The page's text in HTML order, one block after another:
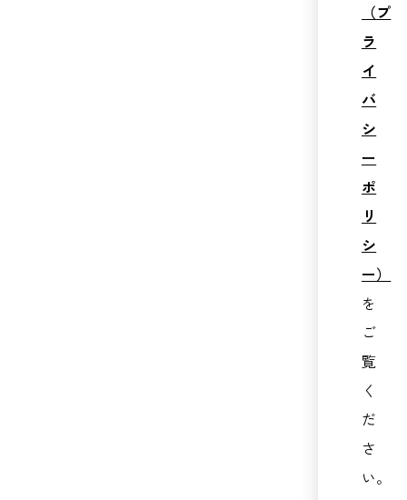
（プ
ラ
イ
バ
シ
ー
ポ
リ
シ
ー）
を
ご
覧
く
だ
さ
い。